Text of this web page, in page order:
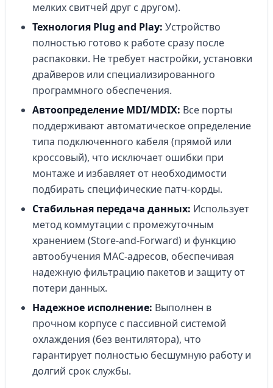
мелких свитчей друг с другом).
Технология Plug and Play: Устройство
полностью готово к работе сразу после
распаковки. Не требует настройки, установки
драйверов или специализированного
программного обеспечения.
Автоопределение MDI/MDIX: Все порты
поддерживают автоматическое определение
типа подключенного кабеля (прямой или
кроссовый), что исключает ошибки при
монтаже и избавляет от необходимости
подбирать специфические патч-корды.
Стабильная передача данных: Использует
метод коммутации с промежуточным
хранением (Store-and-Forward) и функцию
автообучения MAC-адресов, обеспечивая
надежную фильтрацию пакетов и защиту от
потери данных.
Надежное исполнение: Выполнен в
прочном корпусе с пассивной системой
охлаждения (без вентилятора), что
гарантирует полностью бесшумную работу и
долгий срок службы.